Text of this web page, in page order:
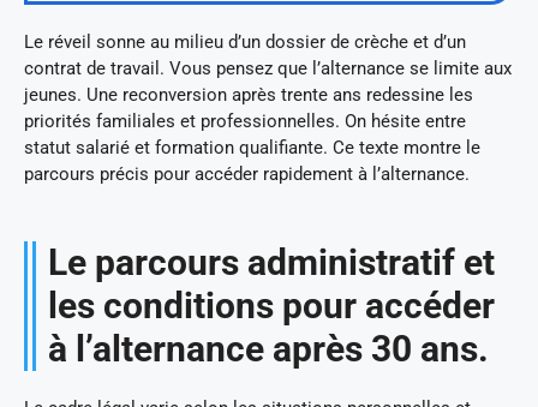
Le réveil sonne au milieu d’un dossier de crèche et d’un
contrat de travail. Vous pensez que l’alternance se limite aux
jeunes. Une reconversion après trente ans redessine les
priorités familiales et professionnelles. On hésite entre
statut salarié et formation qualifiante. Ce texte montre le
parcours précis pour accéder rapidement à l’alternance.
Le parcours administratif et
les conditions pour accéder
à l’alternance après 30 ans.